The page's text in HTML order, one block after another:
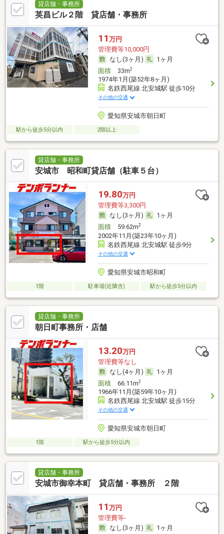
貸店舗・事務所
英昌ビル２階 貸店舗・事務所
11 万円
管理費等10,000円
なし(3ヶ月)
1ヶ月
面積33m2
1974年1月(築52年8ヶ月)
名鉄西尾線 北安城駅 徒歩10分
その他の交通
愛知県安城市朝日町
駅から徒歩5分以内 2階以上
貸店舗・事務所
安城市 昭和町貸店舗（駐車５台）
19.80万円
管理費等3,300円
なし(3ヶ月)
1ヶ月
面積59.62m2
2002年11月(築23年10ヶ月)
名鉄西尾線 北安城駅 徒歩9分
その他の交通
愛知県安城市昭和町
1階 駐車場(近隣含) 駅から徒歩5分以内
貸店舗・事務所
朝日町事務所・店舗
13.20万円
管理費等なし
なし(4ヶ月)
1ヶ月
面積66.11m2
1966年11月(築59年10ヶ月)
名鉄西尾線 北安城駅 徒歩15分
その他の交通
愛知県安城市朝日町
1階 駅から徒歩5分以内
貸店舗・事務所
安城市御幸本町 貸店舗・事務所 ２階
11 万円
管理費等-
なし(3ヶ月)
1ヶ月